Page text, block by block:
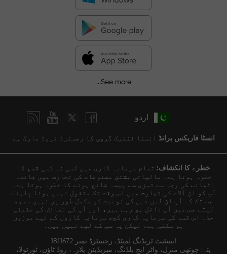
See more...
اردو
انسٹا فاریکس برانڈ انسٹا فنٹیک گروپ کا رجسٹرڈ ٹریڈ مارک ہے
خطرے کا انکشاف: تمام سرمایہ کاری میں کسی نہ کسی قسم کا
خطرہ ہوتا ہے۔ مالیاتی مشتق مصنوعات کی تجارت میں فائدہ
اٹھانے کی وجہ سے تیزی سے پیسہ ضائع ہونے کا خطرہ ہوتا ہے۔
آپ کو ان آلات کی تجارت میں اس وقت تک مشغول نہیں ہونا چاہئے
جب تک کہ آپ ان لین دین کی نوعیت کو مکمل طور پر نہیں سمجھ
لیتے جس میں آپ داخل ہو رہے ہیں، اور آپ کی نمائش کی حقیقی
حد۔ اس قسم کی سرمایہ کاری کچھ سرمایہ کاروں کے لیے موزوں
ہو سکتی ہے، لیکن یہ سب کے لیے نہیں ہیں۔
انسٹنٹ ٹریڈنگ لمیٹڈ، رجسٹرڈ نمبر 1811672
پتہ: چوتھی منزل، واٹر ایج بلڈنگ، میریڈیئن پلازہ، روڈ ٹاؤن، ٹورٹولا،